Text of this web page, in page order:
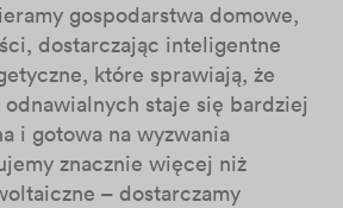
gospodarstwa domowe,
dostarczając inteligentne
które sprawiają, że
odnawialnych staje się bardziej
i gotowa na wyzwania
znacznie więcej niż
– dostarczamy